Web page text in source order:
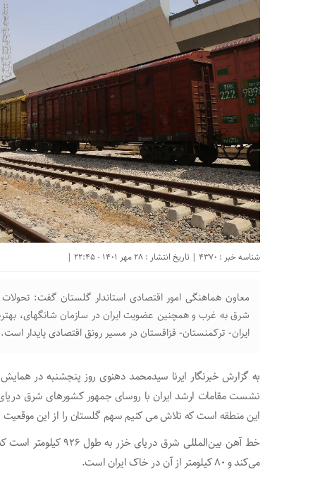
شناسه خبر : 4370 | تاریخ انتشار : 28 مهر 1401 - 22:45 |
معاون هماهنگی امور اقتصادی استاندار گلستان گفت:
شرق به غرب و همچنین عضویت ایران در سازمان شانگهای،
ایران- ترکمنستان- قزاقستان در مسیر رونق اقتصادی پایدار است.
به گزارش خبرنگار ایرنا سیدمحمد دهنوی روز پنجشنبه در
نشست‌ مقامات ارشد ایران با روسای جمهور کشورهای شرق
این منطقه است که تلاش می کنیم سهم گلستان را از این موقعیت
خط آهن بین‌المللی شرق
می‌کند و ۸۰ کیلومتر از آن در خاک ایران است.